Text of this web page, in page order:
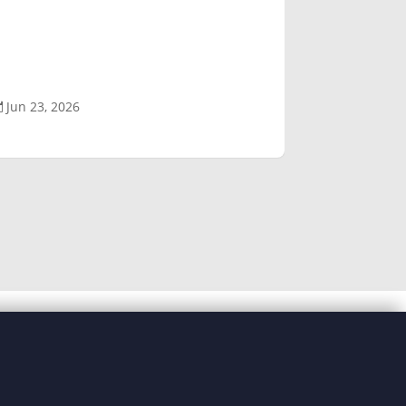
Jun 23, 2026